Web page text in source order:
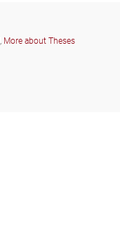
, More about Theses